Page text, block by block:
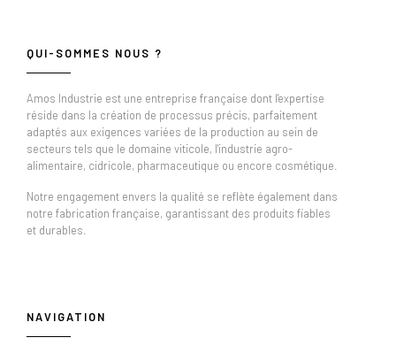
QUI-SOMMES NOUS ?
Amos Industrie est une entreprise française dont l'expertise
réside dans la création de processus précis, parfaitement
adaptés aux exigences variées de la production au sein de
secteurs tels que le domaine viticole, l'industrie agro-
alimentaire, cidricole, pharmaceutique ou encore cosmétique.
Notre engagement envers la qualité se reflète également dans
notre fabrication française, garantissant des produits fiables
et durables.
NAVIGATION